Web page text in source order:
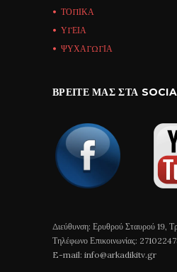
ΤΟΠΙΚΑ
ΥΓΕΙΑ
ΨΥΧΑΓΩΓΙΑ
ΒΡΕΊΤΕ ΜΑΣ ΣΤΑ
Διεύθυνση: Ερυθρού Σταυρού 19,
Τηλέφωνο Επικοινωνίας:
E-mail: info@arkadikitv.gr